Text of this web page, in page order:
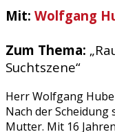
Mit: Wolfgang
Zum Thema:
Suchtszene“
Herr Wolfgang
Nach der
Mutter. Mit 16